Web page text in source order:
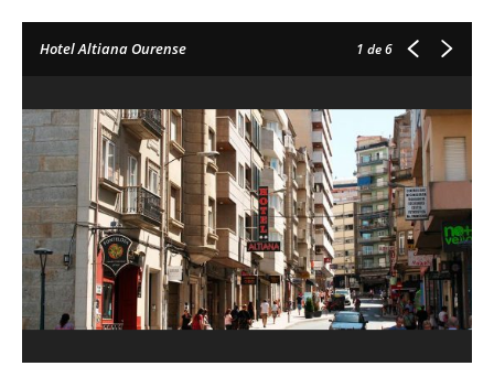
Hotel Altiana Ourense 1 de 6